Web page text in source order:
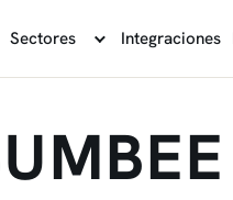
Sectores Integraciones